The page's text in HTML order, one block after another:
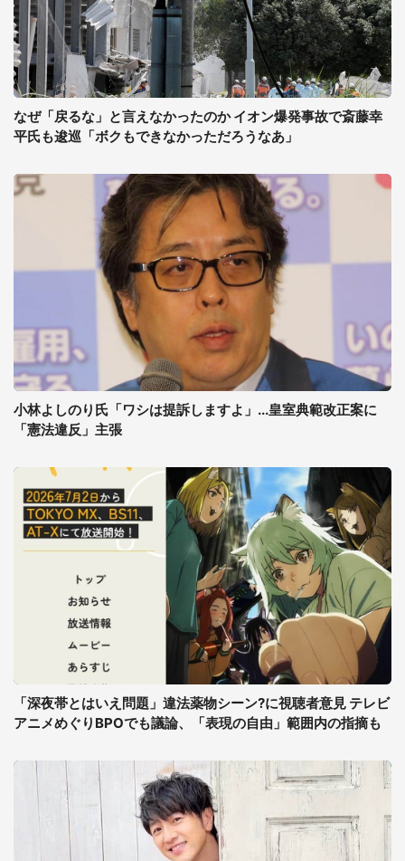
なぜ「戻るな」と言えなかったのか イオン爆発事故で斎藤幸
平氏も逡巡「ボクもできなかっただろうなあ」
小林よしのり氏「ワシは提訴しますよ」...皇室典範改正案に
「憲法違反」主張
「深夜帯とはいえ問題」違法薬物シーン?に視聴者意見 テレビ
アニメめぐりBPOでも議論、「表現の自由」範囲内の指摘も